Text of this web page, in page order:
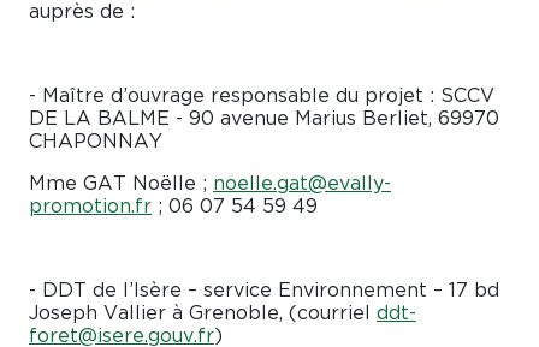
auprès de :
- Maître d’ouvrage responsable du projet : SCCV
DE LA BALME - 90 avenue Marius Berliet, 69970
CHAPONNAY
Mme GAT Noëlle ; noelle.gat@evally-
promotion.fr ; 06 07 54 59 49
- DDT de l’Isère – service Environnement – 17 bd
Joseph Vallier à Grenoble, (courriel ddt-
foret@isere.gouv.fr)